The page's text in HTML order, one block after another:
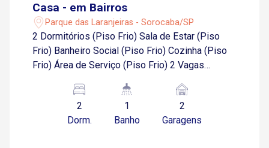
Casa - em Bairros
Parque das Laranjeiras - Sorocaba/SP
2 Dormitórios (Piso Frio) Sala de Estar (Piso
Frio) Banheiro Social (Piso Frio) Cozinha (Piso
Frio) Área de Serviço (Piso Frio) 2 Vagas
2
Dorm.
1
Banho
2
Garagens